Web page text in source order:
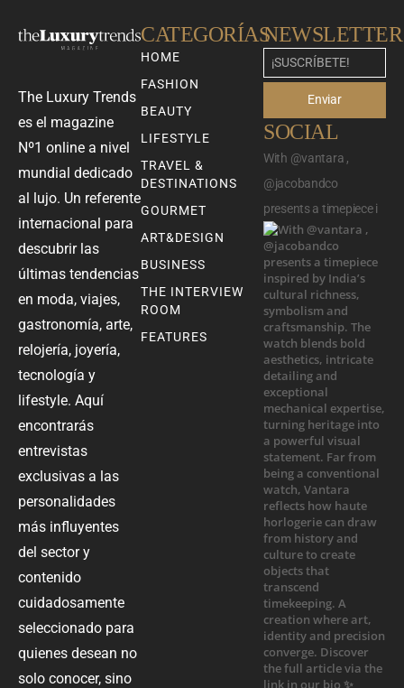
The Luxury Trends
es el magazine
Nº1 online a nivel
mundial dedicado
al lujo. Un referente
internacional para
descubrir las
últimas tendencias
en moda, viajes,
gastronomía, arte,
relojería, joyería,
tecnología y
lifestyle. Aquí
encontrarás
entrevistas
exclusivas a las
personalidades
más influyentes
del sector y
contenido
cuidadosamente
seleccionado para
quienes desean no
solo conocer, sino
CATEGORÍAS
HOME
FASHION
BEAUTY
LIFESTYLE
TRAVEL &
DESTINATIONS
GOURMET
ART&DESIGN
BUSINESS
THE INTERVIEW
ROOM
FEATURES
NEWSLETTER
Enviar
SOCIAL
With @vantara ,
@jacobandco
presents a timepiece i